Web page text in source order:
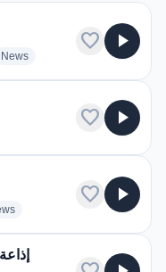
stations
Newsradio stations
favorite play_arrow
favorite play_arrow
radio stations
favorite play_arrow